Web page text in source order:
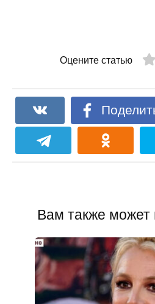
Оцените статью
Вам также может